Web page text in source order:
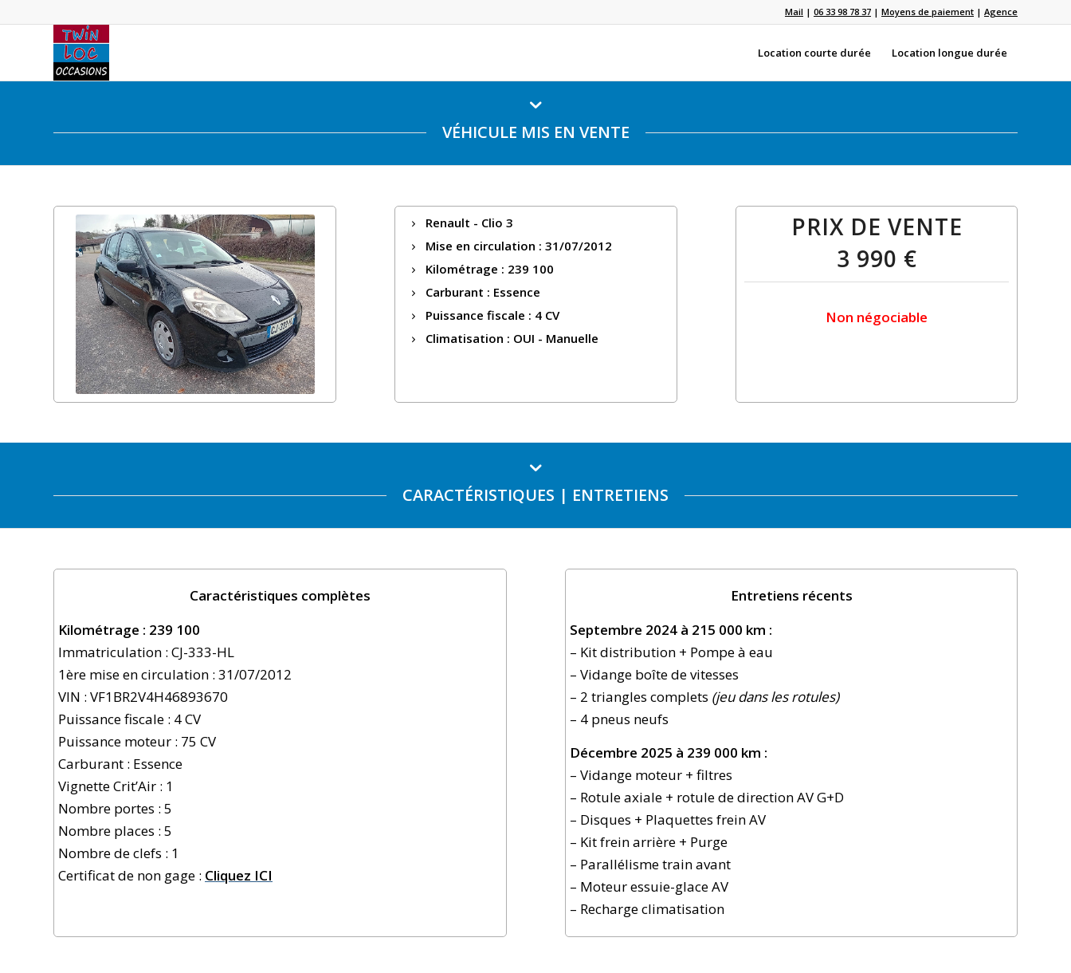
Mail | 06 33 98 78 37 | Moyens de paiement | Agence
Location courte durée Location longue durée
VÉHICULE MIS EN VENTE
Renault - Clio 3
Mise en circulation : 31/07/2012
Kilométrage : 239 100
Carburant : Essence
Puissance fiscale : 4 CV
Climatisation : OUI - Manuelle
PRIX DE VENTE
3 990 €
Non négociable
CARACTÉRISTIQUES | ENTRETIENS
Caractéristiques complètes
Kilométrage : 239 100
Immatriculation : CJ-333-HL
1ère mise en circulation : 31/07/2012
VIN : VF1BR2V4H46893670
Puissance fiscale : 4 CV
Puissance moteur : 75 CV
Carburant : Essence
Vignette Crit’Air : 1
Nombre portes : 5
Nombre places : 5
Nombre de clefs : 1
Certificat de non gage : Cliquez ICI
Entretiens récents
Septembre 2024 à 215 000 km :
– Kit distribution + Pompe à eau
– Vidange boîte de vitesses
– 2 triangles complets (jeu dans les rotules)
– 4 pneus neufs
Décembre 2025 à 239 000 km :
– Vidange moteur + filtres
– Rotule axiale + rotule de direction AV G+D
– Disques + Plaquettes frein AV
– Kit frein arrière + Purge
– Parallélisme train avant
– Moteur essuie-glace AV
– Recharge climatisation